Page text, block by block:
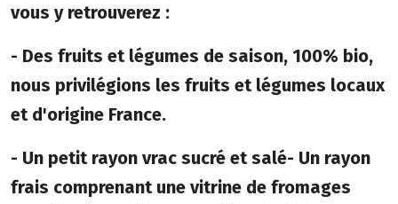
vous y retrouverez :
- Des fruits et légumes de saison, 100% bio,
nous privilégions les fruits et légumes locaux
et d'origine France.
- Un petit rayon vrac sucré et salé- Un rayon
frais comprenant une vitrine de fromages